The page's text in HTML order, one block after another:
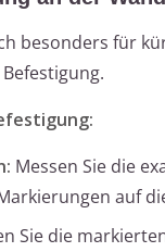
besonders für
Messen Sie die
auf
Sie die